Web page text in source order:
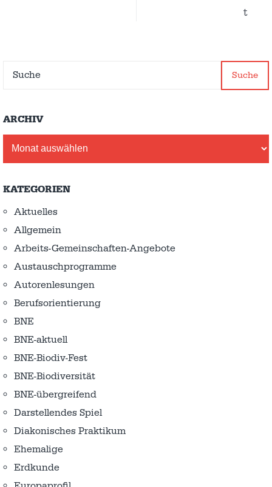
t
Suche
ARCHIV
KATEGORIEN
Aktuelles
Allgemein
Arbeits-Gemeinschaften-Angebote
Austausch­programme
Autorenlesungen
Berufsorientierung
BNE
BNE-aktuell
BNE-Biodiv-Fest
BNE-Biodiversität
BNE-übergreifend
Darstellendes Spiel
Diakonisches Praktikum
Ehemalige
Erdkunde